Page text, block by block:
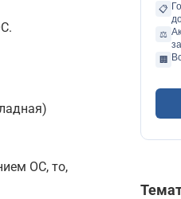
ОС, то,
📋
⚖️
🏢